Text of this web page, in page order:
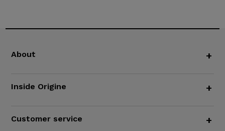
About +
Inside Origine +
Customer service +